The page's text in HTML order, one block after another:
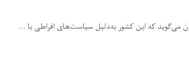
می‌گوید که این کشور به‌دلیل سیاست‌های افراطی با ...